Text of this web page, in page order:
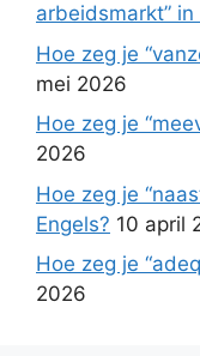
arbeidsmarkt” in
Hoe zeg je
mei 2026
Hoe zeg je
2026
Hoe zeg je
Engels? 10 april
Hoe zeg je
2026